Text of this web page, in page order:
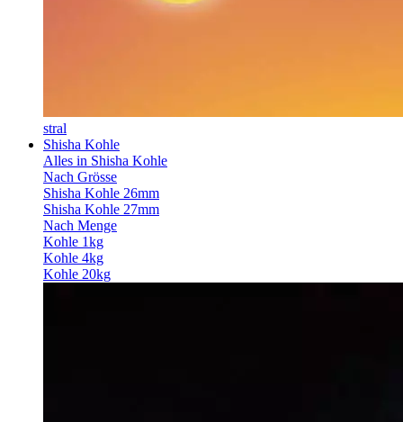
stral
Shisha Kohle
Alles in Shisha Kohle
Nach Grösse
Shisha Kohle 26mm
Shisha Kohle 27mm
Nach Menge
Kohle 1kg
Kohle 4kg
Kohle 20kg